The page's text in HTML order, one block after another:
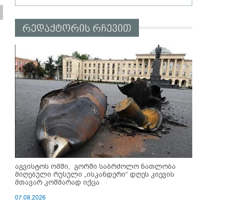
რედაქტორის რჩევით
აგვისტოს ომში, გორში საბრძოლო ნათლობა
მიღებული რუსული „ისკანდერი“ დღეს კიევის
მთავარ კოშმარად იქცა
07.08.2026